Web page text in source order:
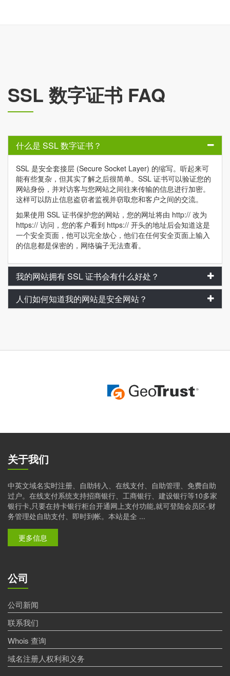
SSL 数字证书 FAQ
什么是 SSL 数字证书？
SSL 是安全套接层 (Secure Socket Layer) 的缩写。听起来可
能有些复杂，但其实了解之后很简单。SSL 证书可以验证您的
网站身份，并对访客与您网站之间往来传输的信息进行加密。
这样可以防止信息盗窃者监视并窃取您和客户之间的交流。
如果使用 SSL 证书保护您的网站，您的网址将由 http:// 改为
https:// 访问，您的客户看到 https:// 开头的地址后会知道这是
一个安全页面，他可以完全放心，他们在任何安全页面上输入
的信息都是保密的，网络骗子无法查看。
我的网站拥有 SSL 证书会有什么好处？
人们如何知道我的网站是安全网站？
关于我们
中英文域名实时注册、自助转入、在线支付、自助管理、免费自助
过户。在线支付系统支持招商银行、工商银行、建设银行等10多家
银行卡,只要在持卡银行柜台开通网上支付功能,就可登陆会员区-财
务管理处自助支付、即时到帐。本站是全 ...
更多信息
公司
公司新闻
联系我们
Whois 查询
域名注册人权利和义务